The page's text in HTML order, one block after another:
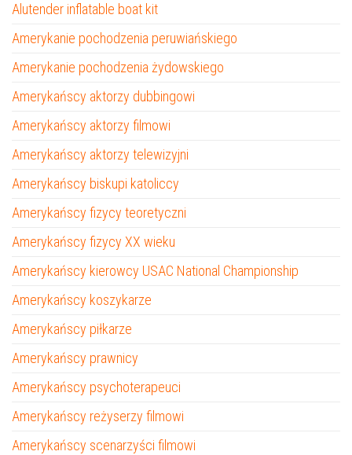
Alutender inflatable boat kit
Amerykanie pochodzenia peruwiańskiego
Amerykanie pochodzenia żydowskiego
Amerykańscy aktorzy dubbingowi
Amerykańscy aktorzy filmowi
Amerykańscy aktorzy telewizyjni
Amerykańscy biskupi katoliccy
Amerykańscy fizycy teoretyczni
Amerykańscy fizycy XX wieku
Amerykańscy kierowcy USAC National Championship
Amerykańscy koszykarze
Amerykańscy piłkarze
Amerykańscy prawnicy
Amerykańscy psychoterapeuci
Amerykańscy reżyserzy filmowi
Amerykańscy scenarzyści filmowi